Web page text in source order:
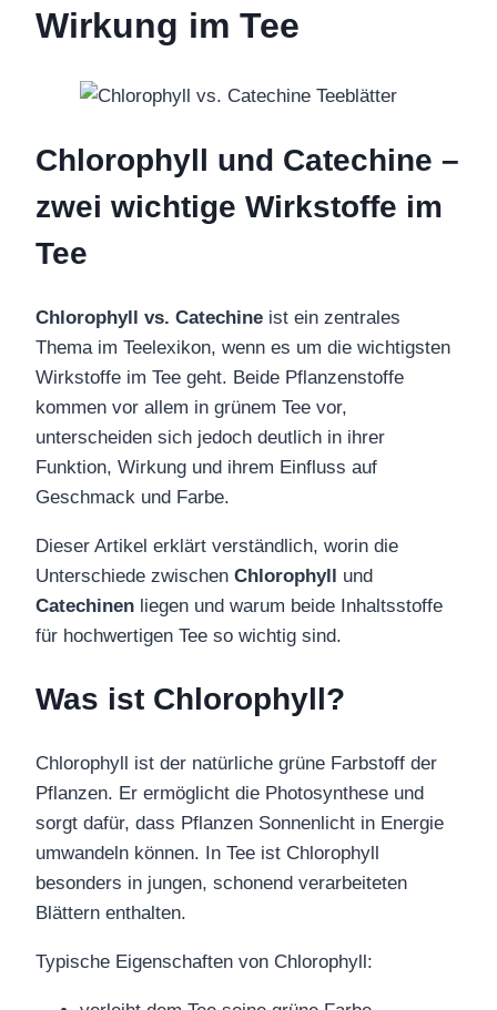
Wirkung im Tee
Chlorophyll und Catechine –
zwei wichtige Wirkstoffe im
Tee
Chlorophyll vs. Catechine ist ein zentrales
Thema im Teelexikon, wenn es um die wichtigsten
Wirkstoffe im Tee geht. Beide Pflanzenstoffe
kommen vor allem in grünem Tee vor,
unterscheiden sich jedoch deutlich in ihrer
Funktion, Wirkung und ihrem Einfluss auf
Geschmack und Farbe.
Dieser Artikel erklärt verständlich, worin die
Unterschiede zwischen Chlorophyll und
Catechinen liegen und warum beide Inhaltsstoffe
für hochwertigen Tee so wichtig sind.
Was ist Chlorophyll?
Chlorophyll ist der natürliche grüne Farbstoff der
Pflanzen. Er ermöglicht die Photosynthese und
sorgt dafür, dass Pflanzen Sonnenlicht in Energie
umwandeln können. In Tee ist Chlorophyll
besonders in jungen, schonend verarbeiteten
Blättern enthalten.
Typische Eigenschaften von Chlorophyll: